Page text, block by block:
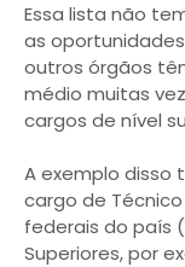
Essa lista não
as
outros órgãos
médio muitas
cargos de nível
A exemplo disso
cargo de
federais do país
Superiores, por